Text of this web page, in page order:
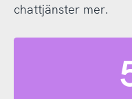
chattjänster mer.